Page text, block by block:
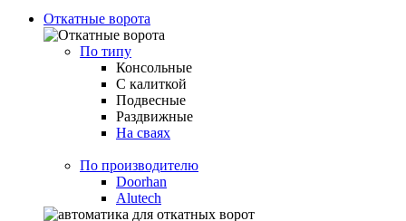
Откатные ворота
По типу
Консольные
С калиткой
Подвесные
Раздвижные
На сваях
По производителю
Doorhan
Alutech